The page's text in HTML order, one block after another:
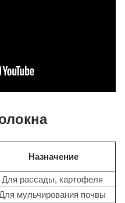
Назначение
Для рассады, картофеля
мульчирования почвы